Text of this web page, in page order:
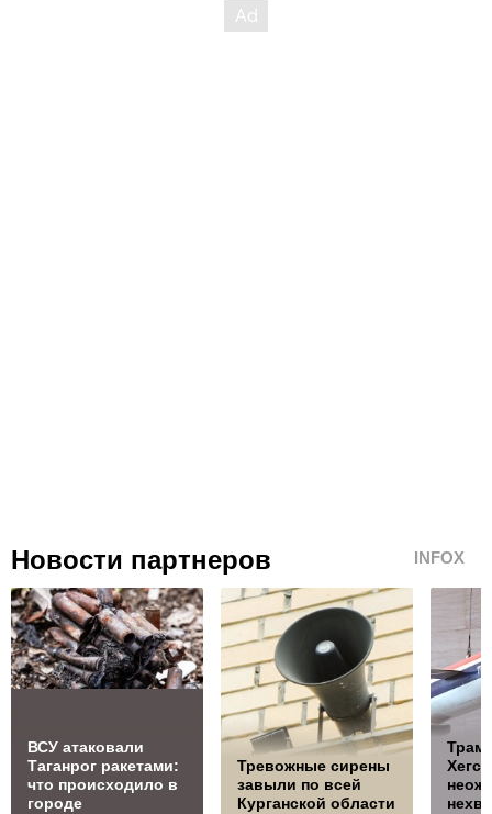
Новости партнеров INFOX
ВСУ атаковали
Таганрог ракетами:
что происходило в
городе
Тревожные сирены
завыли по всей
Курганской области